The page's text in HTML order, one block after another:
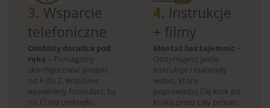
3. Wsparcie
telefoniczne
Osobisty doradca pod
ręką – Pomagamy
skonfigurować projekt
od A do Z. Wspólnie
wypełnimy formularz, by
nic Ci nie umknęło.
4. Instrukcje
+ filmy
Montaż bez tajemnic –
Otrzymujesz jasne
instrukcje i materiały
wideo, które
poprowadzą Cię krok po
kroku przez cały proces.